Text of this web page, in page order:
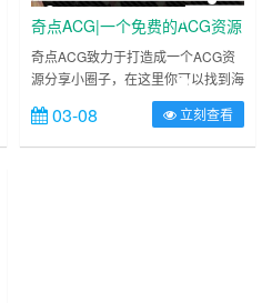
奇点ACG|一个免费的ACG资源
站点
奇点ACG致力于打造成一个ACG资
源分享小圈子，在这里你可以找到海
量ACG资源，并且我们承诺永远免
费！ 奇点ACG是一个学习、交流动
漫文化的 ACG 资源分享站。站长创
03-08 立刻查看